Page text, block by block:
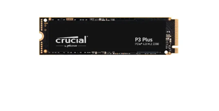
Create an account